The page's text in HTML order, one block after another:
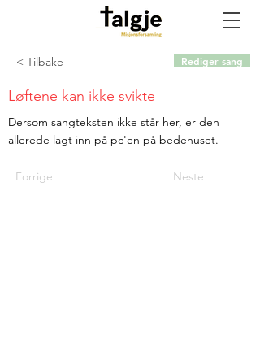
< Tilbake
Dersom sangteksten ikke står her, er den
allerede lagt inn på pc'en på bedehuset.
Forrige Neste
Løftene kan ikke svikte
Rediger sang